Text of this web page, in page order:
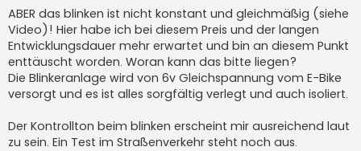
ABER das blinken ist nicht konstant und gleichmäßig (siehe
Video)! Hier habe ich bei diesem Preis und der langen
Entwicklungsdauer mehr erwartet und bin an diesem Punkt
enttäuscht worden. Woran kann das bitte liegen?
Die Blinkeranlage wird von 6v Gleichspannung vom E-Bike
versorgt und es ist alles sorgfältig verlegt und auch isoliert.
Der Kontrollton beim blinken erscheint mir ausreichend laut
zu sein. Ein Test im Straßenverkehr steht noch aus.